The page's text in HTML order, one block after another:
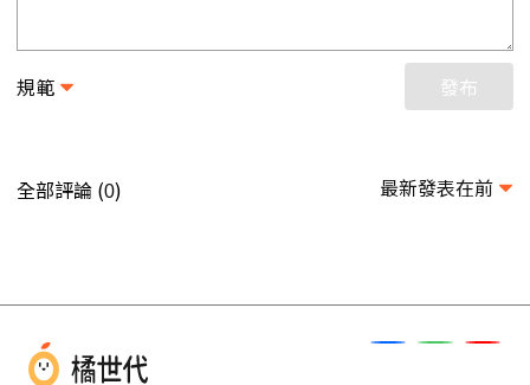
規範 發布
全部評論 (0) 最新發表在前